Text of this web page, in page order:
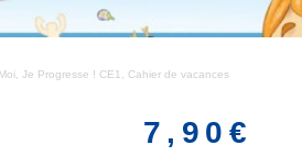
Moi, Je Progresse ! CE1, Cahier de vacances
7,90 €